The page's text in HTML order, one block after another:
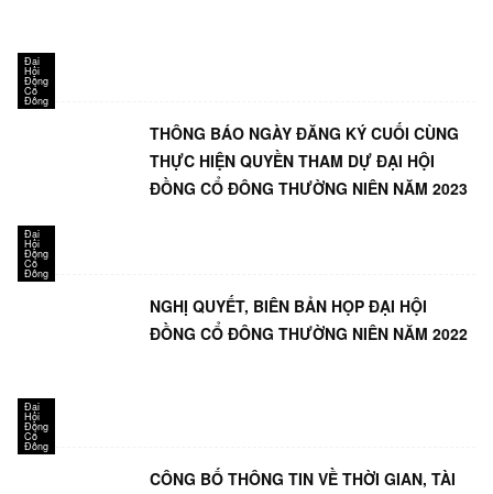
Đại
Hội
Đồng
Cổ
Đông
THÔNG BÁO NGÀY ĐĂNG KÝ CUỐI CÙNG
THỰC HIỆN QUYỀN THAM DỰ ĐẠI HỘI
ĐỒNG CỔ ĐÔNG THƯỜNG NIÊN NĂM 2023
Đại
Hội
Đồng
Cổ
Đông
NGHỊ QUYẾT, BIÊN BẢN HỌP ĐẠI HỘI
ĐỒNG CỔ ĐÔNG THƯỜNG NIÊN NĂM 2022
Đại
Hội
Đồng
Cổ
Đông
CÔNG BỐ THÔNG TIN VỀ THỜI GIAN, TÀI